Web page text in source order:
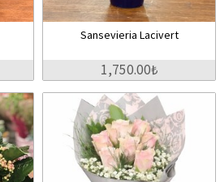
Sansevieria Lacivert
1,750.00₺